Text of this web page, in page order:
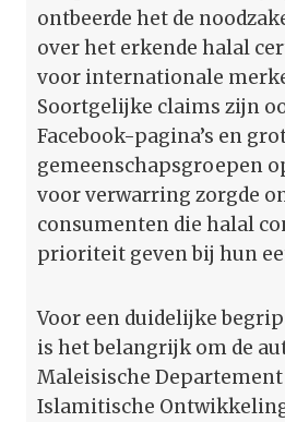
ontbeerde het de
over het erkende halal
voor internationale
Soortgelijke claims zijn
Facebook-pagina’s en
gemeenschapsgroepen
voor verwarring zorgde
consumenten die halal
prioriteit geven bij hun
Voor een duidelijke
is het belangrijk om de
Maleisische
Islamitische